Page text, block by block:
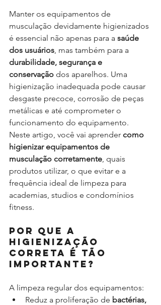
Manter os equipamentos de
musculação devidamente higienizados
é essencial não apenas para a saúde
dos usuários , mas também para a
durabilidade, segurança e
conservação dos aparelhos. Uma
higienização inadequada pode causar
desgaste precoce, corrosão de peças
metálicas e até comprometer o
funcionamento do equipamento.
Neste artigo, você vai aprender como
higienizar equipamentos de
musculação corretamente , quais
produtos utilizar, o que evitar e a
frequência ideal de limpeza para
academias, studios e condomínios
fitness.
Por que a
higienização
correta é tão
importante?
A limpeza regular dos equipamentos:
Reduz a proliferação de bactérias,